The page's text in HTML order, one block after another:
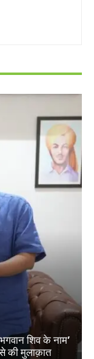
शिव के नाम’
की मुलाक़ात